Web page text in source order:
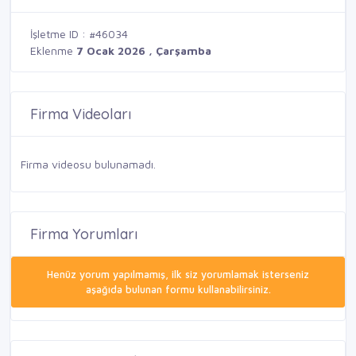
İşletme ID : #46034
Eklenme 7 Ocak 2026 , Çarşamba
Firma Videoları
Firma videosu bulunamadı.
Firma Yorumları
Henüz yorum yapılmamış, ilk siz yorumlamak isterseniz
aşağıda bulunan formu kullanabilirsiniz.